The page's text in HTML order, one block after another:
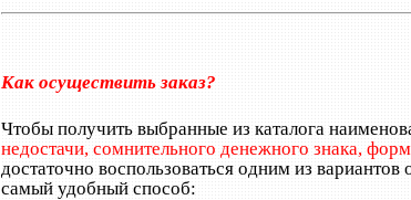
Как осуществить заказ?
Чтобы получить выбранные из каталога
недостачи, сомнительного денежного знака,
достаточно воспользоваться одним из
самый удобный способ: